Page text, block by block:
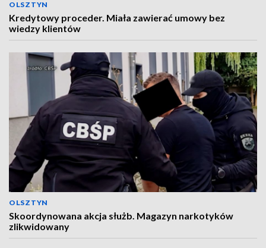
OLSZTYN
Kredytowy proceder. Miała zawierać umowy bez
wiedzy klientów
OLSZTYN
Skoordynowana akcja służb. Magazyn narkotyków
zlikwidowany